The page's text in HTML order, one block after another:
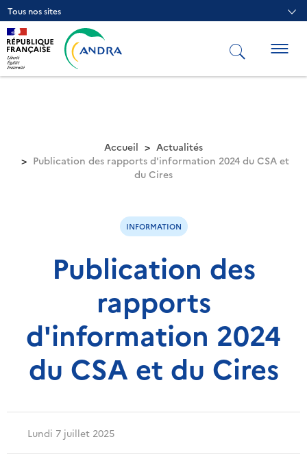
Aller
au
contenu
principal
Tous nos sites
Accueil
Actualités
Publication des rapports d'information 2024 du CSA et
du Cires
INFORMATION
Publication des
rapports
d'information 2024
du CSA et du Cires
Lundi 7 juillet 2025